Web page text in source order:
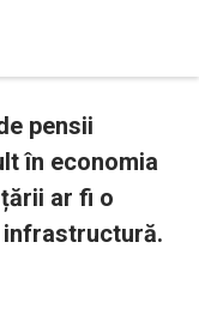
pensii
în economia
ar fi o